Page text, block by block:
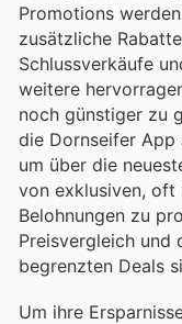
Promotions
zusätzliche
Schlussverkäufe
weitere
noch günstiger zu
die Dornseifer App
um über die
von exklusiven,
Belohnungen zu
Preisvergleich und
begrenzten Deals
Um ihre